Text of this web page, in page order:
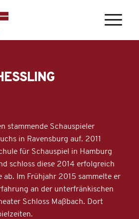
stammende Schauspieler
in Ravensburg auf. 2011
für Schauspiel in Hamburg
schloss diese 2014 erfolgreich
ab. Im Frühjahr 2015 sammelte er
an der unterfränkischen
Schloss Maßbach. Dort